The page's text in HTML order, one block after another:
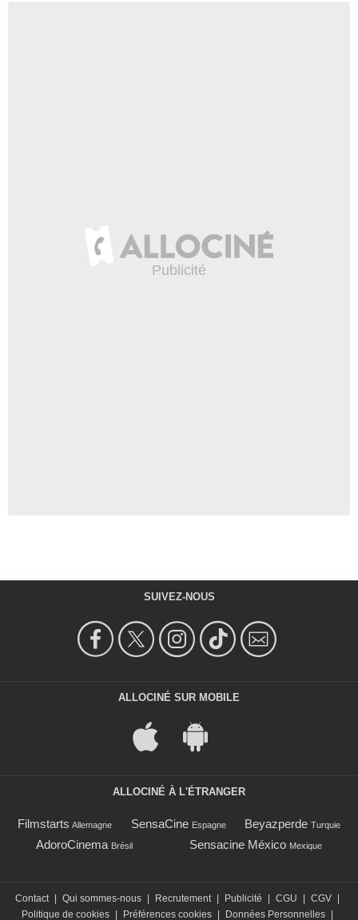
SUIVEZ-NOUS
ALLOCINÉ SUR MOBILE
ALLOCINÉ À L'ÉTRANGER
Filmstarts Allemagne SensaCine Espagne Beyazperde Turquie
AdoroCinema Brésil Sensacine México Mexique
Contact Qui sommes-nous Recrutement Publicité CGU CGV
Politique de cookies
Préférences cookies Données Personnelles